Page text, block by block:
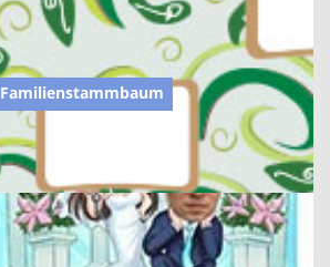
Familienstammbaum